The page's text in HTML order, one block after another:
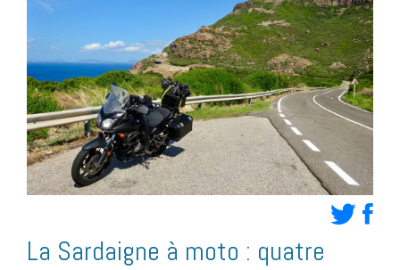
La Sardaigne à moto : quatre